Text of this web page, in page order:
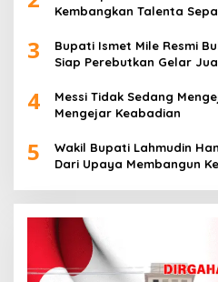
Kembangkan Talenta
3
Bupati Ismet Mile Resmi
Siap Perebutkan Gelar
4
Messi Tidak Sedang
Mengejar Keabadian
5
Wakil Bupati Lahmudin
Dari Upaya Membangun